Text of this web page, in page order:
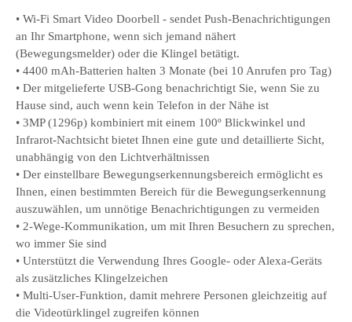
• Wi-Fi Smart Video Doorbell - sendet Push-Benachrichtigungen
an Ihr Smartphone, wenn sich jemand nähert
(Bewegungsmelder) oder die Klingel betätigt.
• 4400 mAh-Batterien halten 3 Monate (bei 10 Anrufen pro Tag)
• Der mitgelieferte USB-Gong benachrichtigt Sie, wenn Sie zu
Hause sind, auch wenn kein Telefon in der Nähe ist
• 3MP (1296p) kombiniert mit einem 100º Blickwinkel und
Infrarot-Nachtsicht bietet Ihnen eine gute und detaillierte Sicht,
unabhängig von den Lichtverhältnissen
• Der einstellbare Bewegungserkennungsbereich ermöglicht es
Ihnen, einen bestimmten Bereich für die Bewegungserkennung
auszuwählen, um unnötige Benachrichtigungen zu vermeiden
• 2-Wege-Kommunikation, um mit Ihren Besuchern zu sprechen,
wo immer Sie sind
• Unterstützt die Verwendung Ihres Google- oder Alexa-Geräts
als zusätzliches Klingelzeichen
• Multi-User-Funktion, damit mehrere Personen gleichzeitig auf
die Videotürklingel zugreifen können